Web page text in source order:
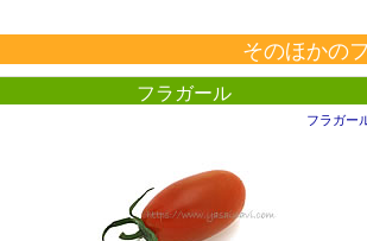
そのほかの
フラガール
フラガー